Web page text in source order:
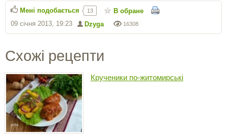
16308
Dzyga
09 січня 2013, 19:23
Мені подобається 13 В обране
Схожі рецепти
Крученики по-житомирські